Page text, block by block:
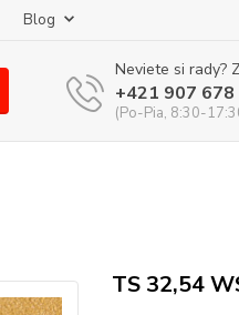
Blog
Neviete si rady?
+421 907 678
(Po-Pia, 8:30-
TS 32,54